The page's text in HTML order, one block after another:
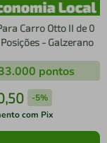
Carro Otto II de 0
- Galzerano
pontos
,50 -5%
com Pix